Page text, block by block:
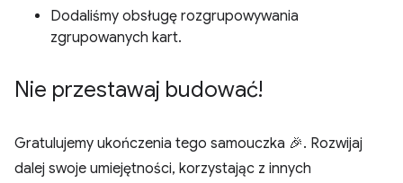
Dodaliśmy obsługę rozgrupowywania
zgrupowanych kart.
Nie przestawaj budować!
Gratulujemy ukończenia tego samouczka 🎉. Rozwijaj
dalej swoje umiejętności, korzystając z innych